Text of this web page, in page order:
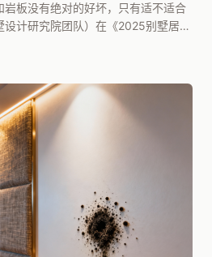
板没有绝对的好坏，只有适不适合
计研究院团队）在《2025别墅居住